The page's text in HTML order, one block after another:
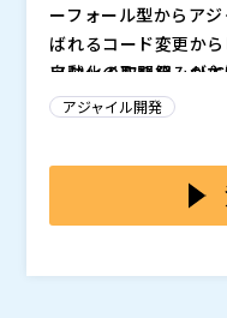
ーフォール型からア
ばれるコード変更か
自動化の取り組みが
ずれも、目まぐるし
での開発の増加やセ
ていることが背景にあ
アジャイル開発、CI/
機能ごとに異なる開
し、いわゆる「ツー
います。 ツールチェ
ものの一つが、ガバ
スやセキュリティを
力での管理が非現実
リアするためには、
機能をオールインワ
アジャイル開発